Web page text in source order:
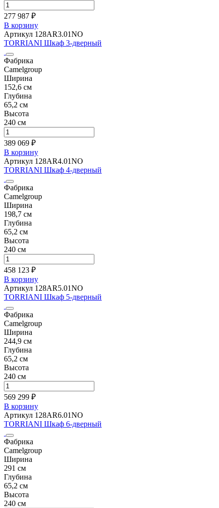
277 987 ₽
В корзину
Артикул 128AR3.01NO
TORRIANI Шкаф 3-дверный
Фабрика
Camelgroup
Ширина
152,6 см
Глубина
65,2 см
Высота
240 см
389 069 ₽
В корзину
Артикул 128AR4.01NO
TORRIANI Шкаф 4-дверный
Фабрика
Camelgroup
Ширина
198,7 см
Глубина
65,2 см
Высота
240 см
458 123 ₽
В корзину
Артикул 128AR5.01NO
TORRIANI Шкаф 5-дверный
Фабрика
Camelgroup
Ширина
244,9 см
Глубина
65,2 см
Высота
240 см
569 299 ₽
В корзину
Артикул 128AR6.01NO
TORRIANI Шкаф 6-дверный
Фабрика
Camelgroup
Ширина
291 см
Глубина
65,2 см
Высота
240 см